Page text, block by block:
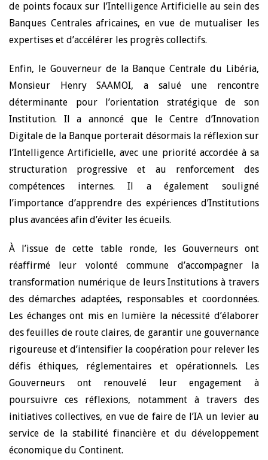
de points focaux sur l’Intelligence Artificielle au sein des
Banques Centrales africaines, en vue de mutualiser les
expertises et d’accélérer les progrès collectifs.
Enfin, le Gouverneur de la Banque Centrale du Libéria,
Monsieur Henry SAAMOI, a salué une rencontre
déterminante pour l’orientation stratégique de son
Institution. Il a annoncé que le Centre d’Innovation
Digitale de la Banque porterait désormais la réflexion sur
l’Intelligence Artificielle, avec une priorité accordée à sa
structuration progressive et au renforcement des
compétences internes. Il a également souligné
l’importance d’apprendre des expériences d’Institutions
plus avancées afin d’éviter les écueils.
À l’issue de cette table ronde, les Gouverneurs ont
réaffirmé leur volonté commune d’accompagner la
transformation numérique de leurs Institutions à travers
des démarches adaptées, responsables et coordonnées.
Les échanges ont mis en lumière la nécessité d’élaborer
des feuilles de route claires, de garantir une gouvernance
rigoureuse et d’intensifier la coopération pour relever les
défis éthiques, réglementaires et opérationnels. Les
Gouverneurs ont renouvelé leur engagement à
poursuivre ces réflexions, notamment à travers des
initiatives collectives, en vue de faire de l’IA un levier au
service de la stabilité financière et du développement
économique du Continent.